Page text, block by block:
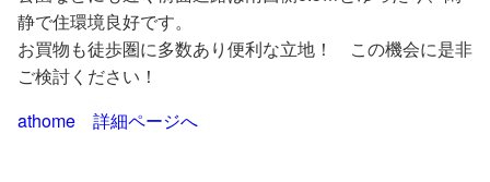
静で住環境良好です。
お買物も徒歩圏に多数あり便利な立地！ この機会に是非
ご検討ください！
athome 詳細ページへ